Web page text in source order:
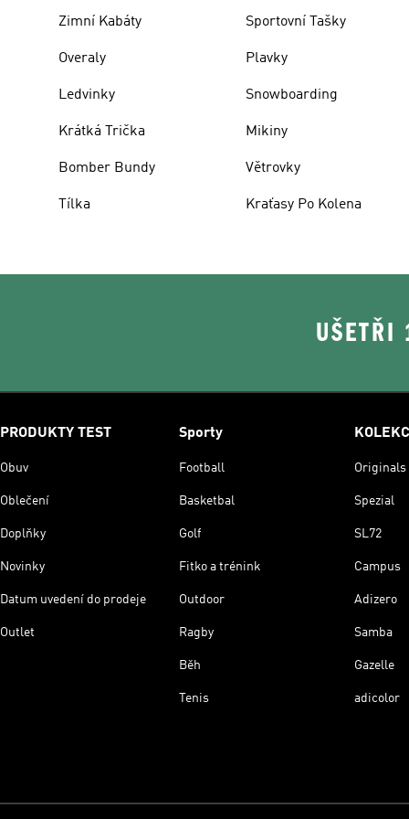
Zimní Kabáty
Overaly
Ledvinky
Krátká Trička
Bomber Bundy
Tílka
Sportovní Tašky
Plavky
Snowboarding
Mikiny
Větrovky
Kraťasy Po Kolena
UŠETŘI
PRODUKTY TEST
Obuv
Oblečení
Doplňky
Novinky
Datum uvedení do prodeje
Outlet
Sporty
Football
Basketbal
Golf
Fitko a trénink
Outdoor
Ragby
Běh
Tenis
Originals
Spezial
SL72
Campus
Adizero
Samba
Gazelle
adicolor